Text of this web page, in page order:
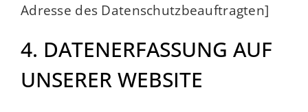
Adresse des Datenschutzbeauftragten]
4. DATENERFASSUNG AUF
UNSERER WEBSITE